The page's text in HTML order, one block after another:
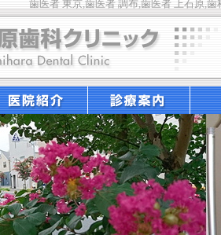
歯医者 東京,歯医者 調布,歯医者 上石原,